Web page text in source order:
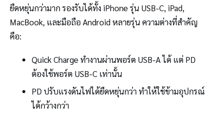
ยืดหยุ่นกว่ามาก รองรับได้ทั้ง iPhone รุ่น USB-C, iPad,
MacBook, และมือถือ Android หลายรุ่น ความต่างที่สำคัญ
คือ:
Quick Charge ทำงานผ่านพอร์ต USB-A ได้ แต่ PD
ต้องใช้พอร์ต USB-C เท่านั้น
PD ปรับแรงดันไฟได้ยืดหยุ่นกว่า ทำให้ใช้ข้ามอุปกรณ์
ได้กว้างกว่า